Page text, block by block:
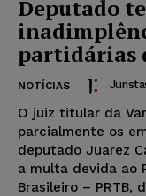
Deputado
partidárias
NOTÍCIAS
O juiz titular da
parcialmente os
deputado Juarez
a multa devida ao
Brasileiro – PRTB,